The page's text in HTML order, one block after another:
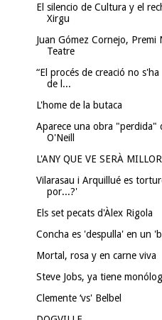
El silencio de Cultura y el
Xirgu
Juan Gómez Cornejo, Premi
Teatre
“El procés de creació no
de l...
L'home de la butaca
Aparece una obra "perdida"
O'Neill
L'ANY QUE VE SERÀ MILLOR
Vilarasau i Arquillué es
por...?'
Els set pecats d'Àlex Rigola
Concha es 'despulla' en un
Mortal, rosa y en carne viva
Steve Jobs, ya tiene
Clemente ‘vs' Belbel